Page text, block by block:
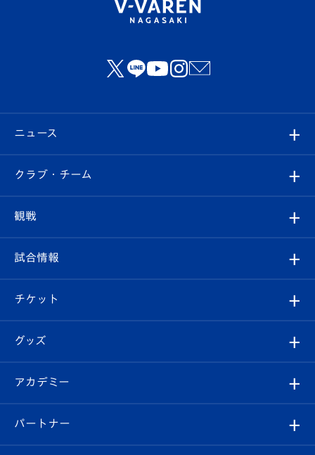
ニュース
すべて
クラブ
試合情報
チケット
イベント
メディア
クラブ・チーム
クラブ概要
エンブレム紹介
スタッフプロフィール
マスコット紹介
観戦
観戦ルール
はじめての観戦ガイド
Revive Team
ヴィヴィくんの長崎おもてなしガイド
試合情報
試合日程/結果
フォトギャラリー
スタジアムグルメ
チケット
チケット
V-LOVERS（ファンクラブ）
プレイヤーズスイート
グッズ
オンラインショップ
店舗情報
アカデミー
育成からのお知らせ
パートナー